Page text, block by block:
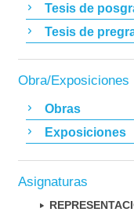
Tesis de
Tesis de
Obra/Exposiciones
Obras
Exposiciones
Asignaturas